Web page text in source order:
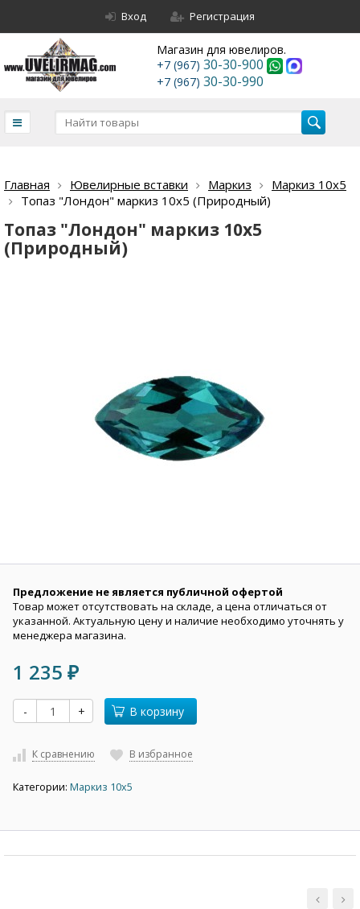
Вход Регистрация
Магазин для ювелиров.
+7 (967) 30-30-900
+7 (967) 30-30-990
Главная Ювелирные вставки Маркиз
Маркиз 10х5
Топаз "Лондон" маркиз 10х5 (Природный)
Топаз "Лондон" маркиз 10х5
(Природный)
Предложение не является публичной офертой
Товар может отсутствовать на складе, а цена отличаться от
указанной. Актуальную цену и наличие необходимо уточнять у
менеджера магазина.
1 235 ₽
- + В корзину
К сравнению В избранное
Категории: Маркиз 10х5